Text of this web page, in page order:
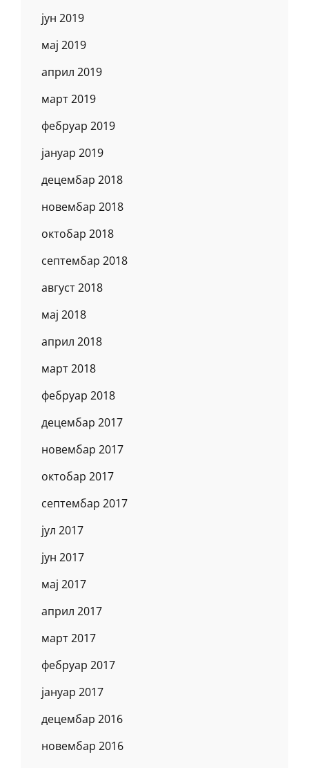
јун 2019
мај 2019
април 2019
март 2019
фебруар 2019
јануар 2019
децембар 2018
новембар 2018
октобар 2018
септембар 2018
август 2018
мај 2018
април 2018
март 2018
фебруар 2018
децембар 2017
новембар 2017
октобар 2017
септембар 2017
јул 2017
јун 2017
мај 2017
април 2017
март 2017
фебруар 2017
јануар 2017
децембар 2016
новембар 2016